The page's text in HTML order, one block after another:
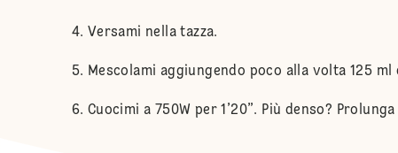
Versami nella tazza.
Mescolami aggiungendo poco alla volta 125
Cuocimi a 750W per 1’20”. Più denso?